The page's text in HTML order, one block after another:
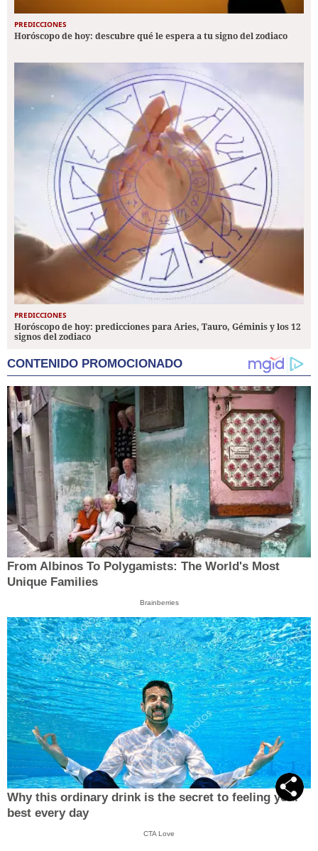
PREDICCIONES
Horóscopo de hoy: descubre qué le espera a tu signo del zodiaco
PREDICCIONES
Horóscopo de hoy: predicciones para Aries, Tauro, Géminis y los 12
signos del zodiaco
CONTENIDO PROMOCIONADO
From Albinos To Polygamists: The World's Most
Unique Families
Brainberries
Why this ordinary drink is the secret to feeling your
best every day
CTA Love